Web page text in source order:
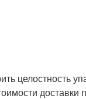
целостность
доставки